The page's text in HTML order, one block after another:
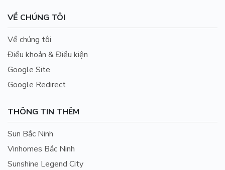
VỀ CHÚNG TÔI
Về chúng tôi
Điều khoản & Điều kiện
Google Site
Google Redirect
THÔNG TIN THÊM
Sun Bắc Ninh
Vinhomes Bắc Ninh
Sunshine Legend City